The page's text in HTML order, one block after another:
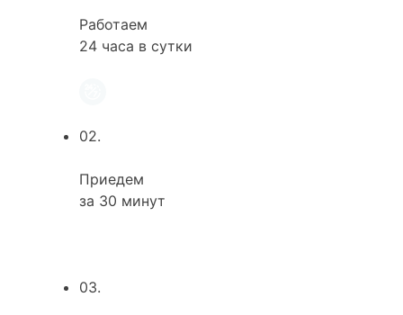
Работаем
24 часа в сутки
02.
Приедем
за 30 минут
03.